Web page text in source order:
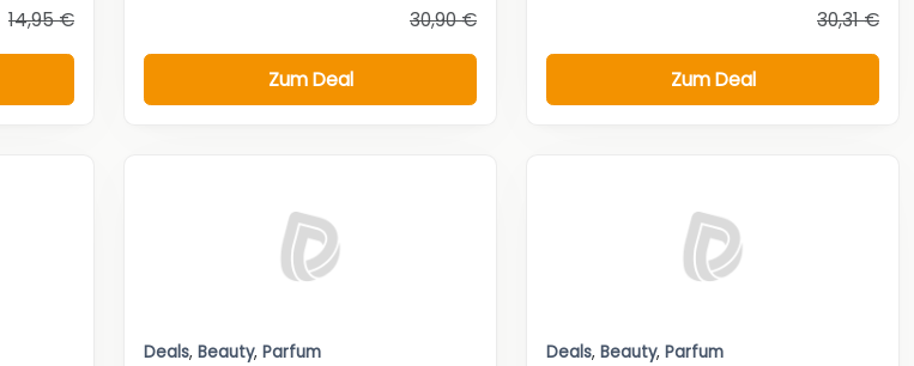
14,95 €
30,90 €
Zum Deal
30,31 €
Zum Deal
Deals, Beauty, Parfum Deals, Beauty, Parfum